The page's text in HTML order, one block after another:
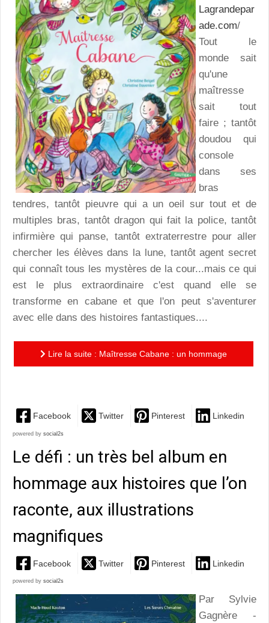
Lagrandepar
ade.com/
Tout le
monde sait
qu'une
maîtresse
sait tout
faire ; tantôt
doudou qui
console
dans ses
bras
tendres, tantôt pieuvre qui a un oeil sur tout et de
multiples bras, tantôt dragon qui fait la police, tantôt
infirmière qui panse, tantôt extraterrestre pour aller
chercher les élèves dans la lune, tantôt agent secret
qui connaît tous les mystères de la cour...mais ce qui
est le plus extraordinaire c'est quand elle se
transforme en cabane et que l'on peut s'aventurer
avec elle dans des histoires fantastiques....
Lire la suite : Maîtresse Cabane : un hommage
Facebook Twitter Pinterest Linkedin
powered by social2s
Le défi : un très bel album en
hommage aux histoires que l’on
raconte, aux illustrations
magnifiques
Facebook Twitter Pinterest Linkedin
powered by social2s
Par Sylvie
Gagnère -